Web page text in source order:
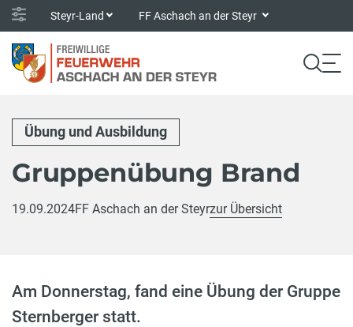
Steyr-Land FF Aschach an der Steyr
Übung und Ausbildung
Gruppenübung Brand
19.09.2024FF Aschach an der Steyrzur Übersicht
Am Donnerstag, fand eine Übung der Gruppe
Sternberger statt.